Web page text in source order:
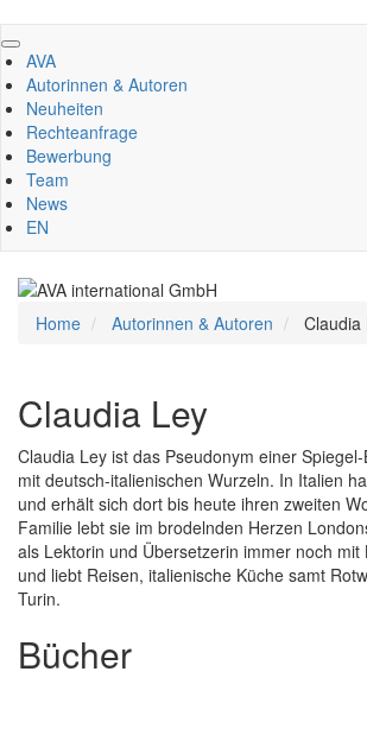
Direkt
zum
Inhalt
AVA
Autorinnen & Autoren
Neuheiten
Rechteanfrage
Bewerbung
Team
News
EN
Home Autorinnen & Autoren Claudia
Claudia Ley
Claudia Ley ist das Pseudonym einer
mit deutsch-italienischen Wurzeln. In Italien
und erhält sich dort bis heute ihren zweiten
Familie lebt sie im brodelnden Herzen
als Lektorin und Übersetzerin immer noch mit
und liebt Reisen, italienische Küche samt
Turin.
Bücher